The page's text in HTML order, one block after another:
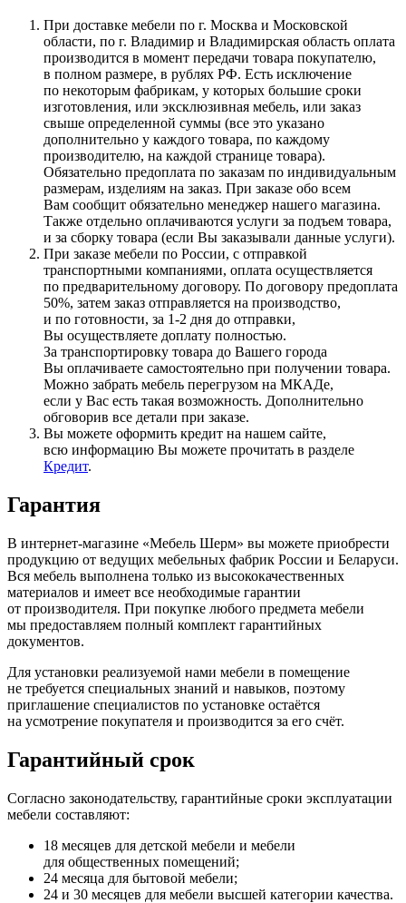
При доставке мебели по г. Москва и Московской
области, по г. Владимир и Владимирская область оплата
производится в момент передачи товара покупателю,
в полном размере, в рублях РФ. Есть исключение
по некоторым фабрикам, у которых большие сроки
изготовления, или эксклюзивная мебель, или заказ
свыше определенной суммы (все это указано
дополнительно у каждого товара, по каждому
производителю, на каждой странице товара).
Обязательно предоплата по заказам по индивидуальным
размерам, изделиям на заказ. При заказе обо всем
Вам сообщит обязательно менеджер нашего магазина.
Также отдельно оплачиваются услуги за подъем товара,
и за сборку товара (если Вы заказывали данные услуги).
При заказе мебели по России, с отправкой
транспортными компаниями, оплата осуществляется
по предварительному договору. По договору предоплата
50%, затем заказ отправляется на производство,
и по готовности, за 1-2 дня до отправки,
Вы осуществляете доплату полностью.
За транспортировку товара до Вашего города
Вы оплачиваете самостоятельно при получении товара.
Можно забрать мебель перегрузом на МКАДе,
если у Вас есть такая возможность. Дополнительно
обговорив все детали при заказе.
Вы можете оформить кредит на нашем сайте,
всю информацию Вы можете прочитать в разделе
Кредит.
Гарантия
В интернет-магазине «Мебель Шерм» вы можете приобрести
продукцию от ведущих мебельных фабрик России и Беларуси.
Вся мебель выполнена только из высококачественных
материалов и имеет все необходимые гарантии
от производителя. При покупке любого предмета мебели
мы предоставляем полный комплект гарантийных
документов.
Для установки реализуемой нами мебели в помещение
не требуется специальных знаний и навыков, поэтому
приглашение специалистов по установке остаётся
на усмотрение покупателя и производится за его счёт.
Гарантийный срок
Согласно законодательству, гарантийные сроки эксплуатации
мебели составляют:
18 месяцев для детской мебели и мебели
для общественных помещений;
24 месяца для бытовой мебели;
24 и 30 месяцев для мебели высшей категории качества.